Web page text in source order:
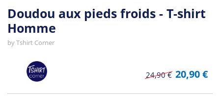
Doudou aux pieds froids - T-shirt
Homme
byTshirt Corner
24,90 € 20,90 €